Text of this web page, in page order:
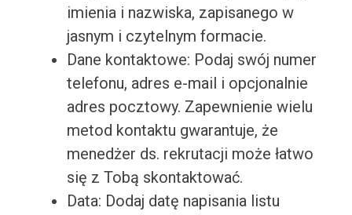
imienia i nazwiska, zapisanego w
jasnym i czytelnym formacie.
Dane kontaktowe: Podaj swój numer
telefonu, adres e-mail i opcjonalnie
adres pocztowy. Zapewnienie wielu
metod kontaktu gwarantuje, że
menedżer ds. rekrutacji może łatwo
się z Tobą skontaktować.
Data: Dodaj datę napisania listu